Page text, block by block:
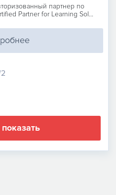
партнер по
Partner for Learning Sol...